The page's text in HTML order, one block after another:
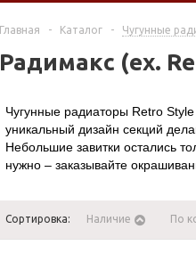
Главная - Каталог - Чугунные
Радимакс (ex.
Чугунные радиаторы Retro
уникальный дизайн секций
Небольшие завитки остались
нужно – заказывайте
Сортировка: Наличие По